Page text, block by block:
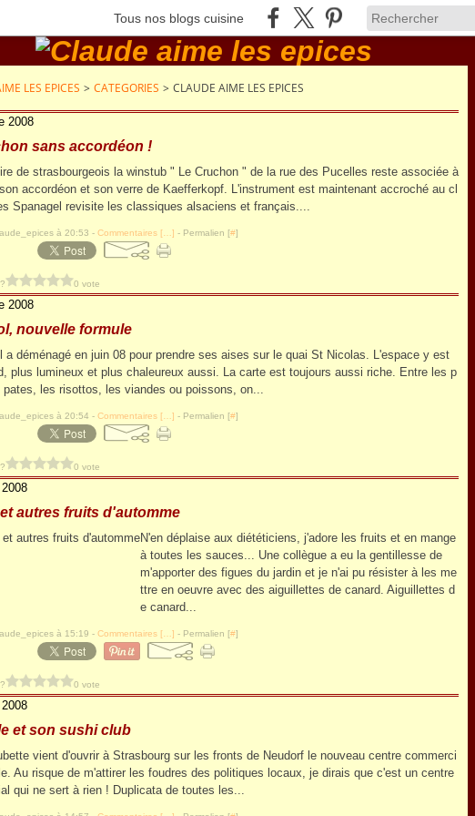
Tous nos blogs cuisine
LES EPICES > CATEGORIES > CLAUDE AIME LES EPICES
2008
sans accordéon !
de strasbourgeois la winstub " Le Cruchon " de la rue des Pucelles reste associée à
accordéon et son verre de Kaefferkopf. L'instrument est maintenant accroché au cl
Spanagel revisite les classiques alsaciens et français....
à 20:53 - Commentaires [ ] - Permalien [#]
0 vote
2008
nouvelle formule
a déménagé en juin 08 pour prendre ses aises sur le quai St Nicolas. L'espace y est
plus lumineux et plus chaleureux aussi. La carte est toujours aussi riche. Entre les p
les risottos, les viandes ou poissons, on...
à 20:54 - Commentaires [ ] - Permalien [#]
0 vote
autres fruits d'automme
N'en déplaise aux diététiciens, j'adore les fruits et en mange
à toutes les sauces... Une collègue a eu la gentillesse de
m'apporter des figues du jardin et je n'ai pu résister à les me
ttre en oeuvre avec des aiguillettes de canard. Aiguillettes d
e canard...
à 15:19 - Commentaires [ ] - Permalien [#]
0 vote
et son sushi club
vient d'ouvrir à Strasbourg sur les fronts de Neudorf le nouveau centre commerci
Au risque de m'attirer les foudres des politiques locaux, je dirais que c'est un centre
qui ne sert à rien ! Duplicata de toutes les...